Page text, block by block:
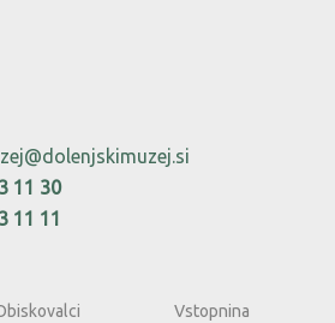
11 30
11 11
Vstopnina